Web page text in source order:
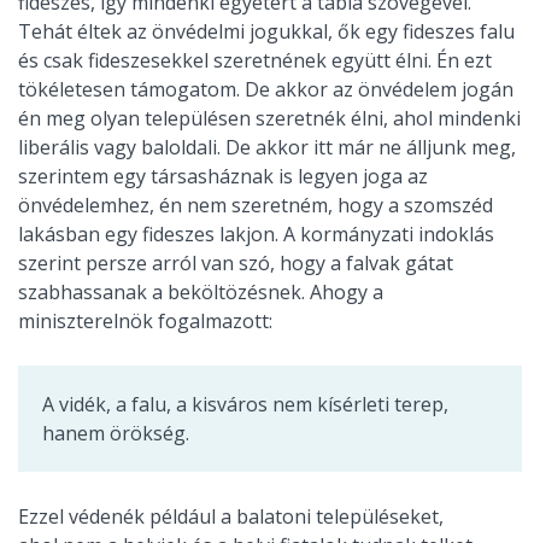
Tehát éltek az önvédelmi jogukkal, ők egy fideszes falu
és csak fideszesekkel szeretnének együtt élni. Én ezt
tökéletesen támogatom. De akkor az önvédelem jogán
én meg olyan településen szeretnék élni, ahol mindenki
liberális vagy baloldali. De akkor itt már ne álljunk meg,
szerintem egy társasháznak is legyen joga az
önvédelemhez, én nem szeretném, hogy a szomszéd
lakásban egy fideszes lakjon. A kormányzati indoklás
szerint persze arról van szó, hogy a falvak gátat
szabhassanak a beköltözésnek. Ahogy a
miniszterelnök fogalmazott:
A vidék, a falu, a kisváros nem kísérleti terep,
hanem örökség.
Ezzel védenék például a balatoni településeket,